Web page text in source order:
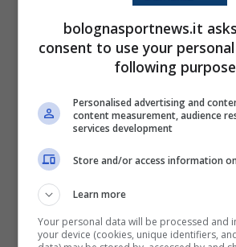
FLASH CHAMPIONS
Sporting Lisbona-
ko
bolognasportnews.it
consent to use your
following
Personalised advertising and
content measurement, audience
services development
Store and/or access information
Learn more
Your personal data will be processed and
your device (cookies, unique identifiers,